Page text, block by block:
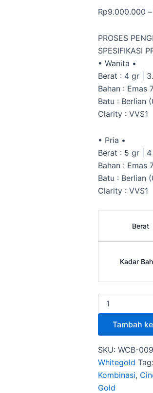
Rp9.000.000 –
PROSES
SPESIFIKASI
• Wanita •
Berat : 4 gr |
Bahan : Emas
Batu : Berlian
Clarity : VVS1
• Pria •
Berat : 5 gr |
Bahan : Emas
Batu : Berlian
Clarity : VVS1
Berat
Kadar
Tambah
SKU: WCB-009
Whitegold Tag:
Kombinasi,
Gold